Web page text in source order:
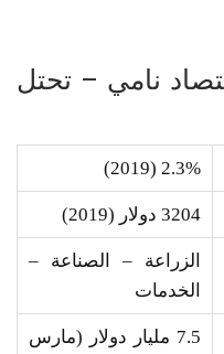
نامي – تحتل
2.3% (2019)
3204 دولار (2019)
الزراعة – الصناعة –
الخدمات
7.5 مليار دولار (مارس